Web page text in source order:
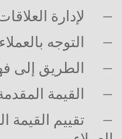
–
لإدارة
–
التوجه
–
الطريق إلى
–
القيمة
–
تقييم القيمة